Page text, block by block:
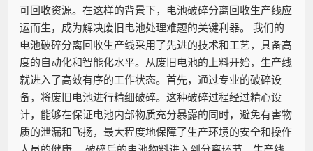
可回收资源。在这样的背景下，电池破碎分离回收生产线应
运而生，成为解决废旧电池处理难题的关键利器。 我们的
电池破碎分离回收生产线采用了先进的技术和工艺，具备高
度的自动化和智能化水平。从废旧电池的上料开始，生产线
就进入了高效有序的工作状态。首先，通过专业的破碎设
备，将废旧电池进行精细破碎。这种破碎过程经过精心设
计，能够在保证电池内部物质充分暴露的同时，避免有害物
质的泄漏和飞扬，最大程度地保障了生产环境的安全和操作